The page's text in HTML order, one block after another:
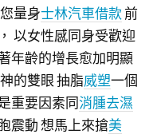
量身士林汽車借款前
， 以女性感同身受歡迎
年齡的增長愈加明顯
的雙眼 抽脂威塑一個
重要因素同消腫去濕
震動 想馬上來搶美